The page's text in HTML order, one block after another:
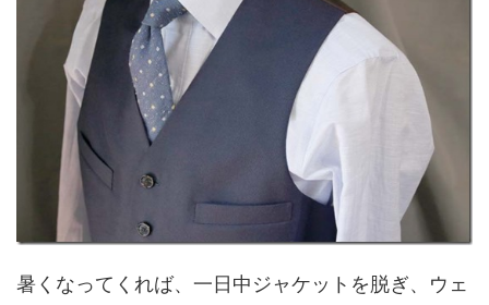
暑くなってくれば、一日中ジャケットを脱ぎ、ウェ